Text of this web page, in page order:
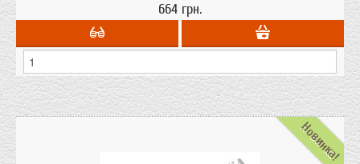
664 грн.
Новинка!